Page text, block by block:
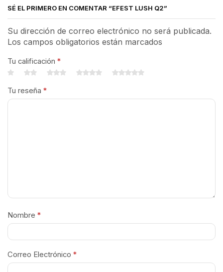
SÉ EL PRIMERO EN COMENTAR “EFEST LUSH Q2”
Su dirección de correo electrónico no será publicada.
Los campos obligatorios están marcados
Tu calificación *
Tu reseña *
Nombre *
Correo Electrónico *